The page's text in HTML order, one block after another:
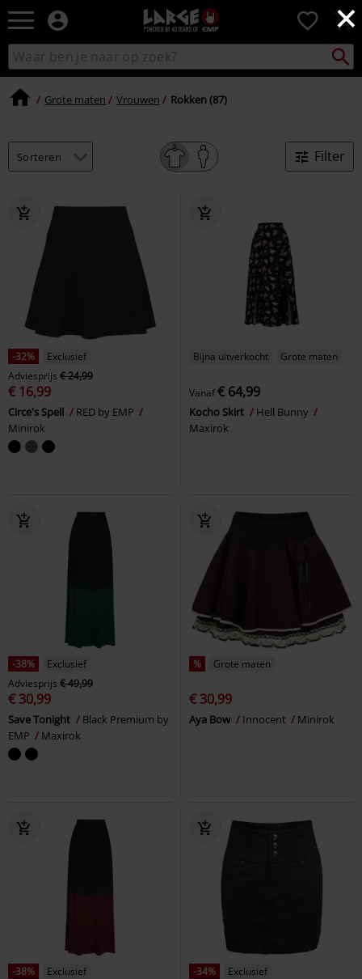
×
Large
–
Muziek-,
en
gaming-
alternatieve
kleding
0
Zoek
in
zoeken
Grote maten Vrouwen Rokken (87)
Filter
-32%
Exclusief
Adviesprijs € 24,99
€ 16,99
Circe's Spell
RED by EMP
Minirok
Bijna uitverkocht Grote maten
Vanaf€ 64,99
Kocho Skirt
Hell Bunny
Maxirok
-38%
Exclusief
Adviesprijs € 49,99
€ 30,99
Save Tonight
Black Premium by
EMP
Maxirok
% Grote maten
€ 30,99
Aya Bow Innocent Minirok
-38%
Exclusief
-34%
Exclusief